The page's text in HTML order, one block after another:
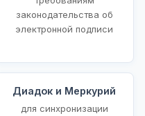
законодательства об
электронной подписи
Диадок и Меркурий
для синхронизации